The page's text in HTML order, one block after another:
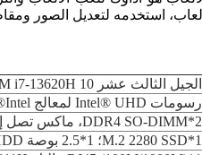
استخدمه لتعديل الصور
الجيل الثالث عشر Intel® CoreTM i7-13620H 10 نواة 16 خيوط معالج، 4.90 GHz Max Turbo Frequency، 24 MB Cache
رسومات Intel® UHD لمعالج Intel® من الجيل الثالث عشر ، بطاقة رسومات منفصلة Nvidia GTX 1060 4GB
2*DDR4 SO-DIMM، ماكس تصل إلى 64GB
1*M.2 2280 SSD؛ 1*2.5 بوصة SATA HDD